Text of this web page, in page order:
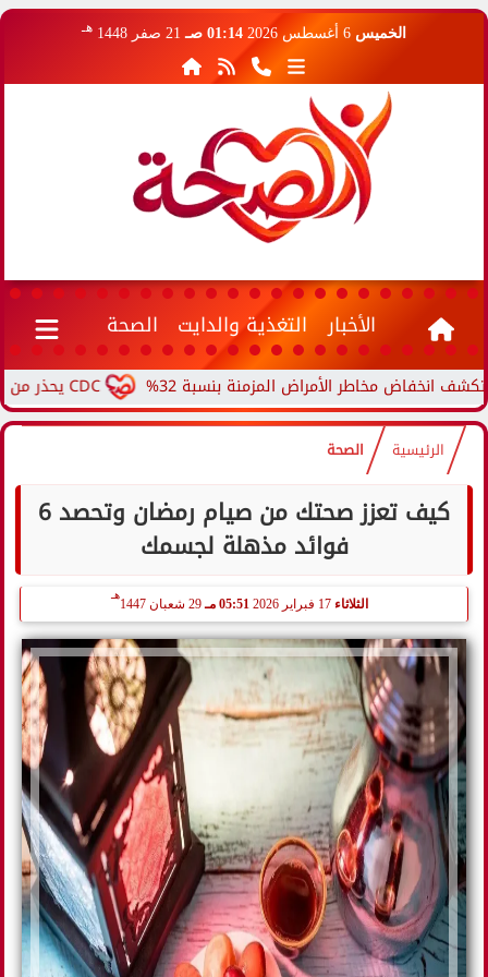
الخميس 01:14 صـ 21 صفر 1448 هـ
الأخبار التغذية والدايت الصحة
CDC يحذر من ارتفاع حالات حمى الأرانب.. مرض نادر ينتقل من الحيوانات... مخاطر الأمراض المزمنة بنسبة 32%
الرئيسية الصحة
كيف تعزز صحتك من صيام رمضان وتحصد 6
فوائد مذهلة لجسمك
الثلاثاء 05:51 مـ 29 شعبان 1447
هـ